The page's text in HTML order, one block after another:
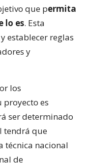
que permita
lo es. Esta
establecer reglas
y
los
es
ser determinado
tendrá que
técnica nacional
de